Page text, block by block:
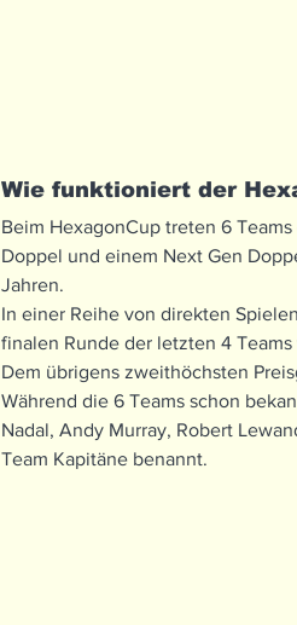
Wie funktioniert der
Beim HexagonCup treten 6
Doppel und einem Next Gen
Jahren.
In einer Reihe von direkten
finalen Runde der letzten 4
Dem übrigens zweithöchsten
Während die 6 Teams schon
Nadal, Andy Murray, Robert
Team Kapitäne benannt.